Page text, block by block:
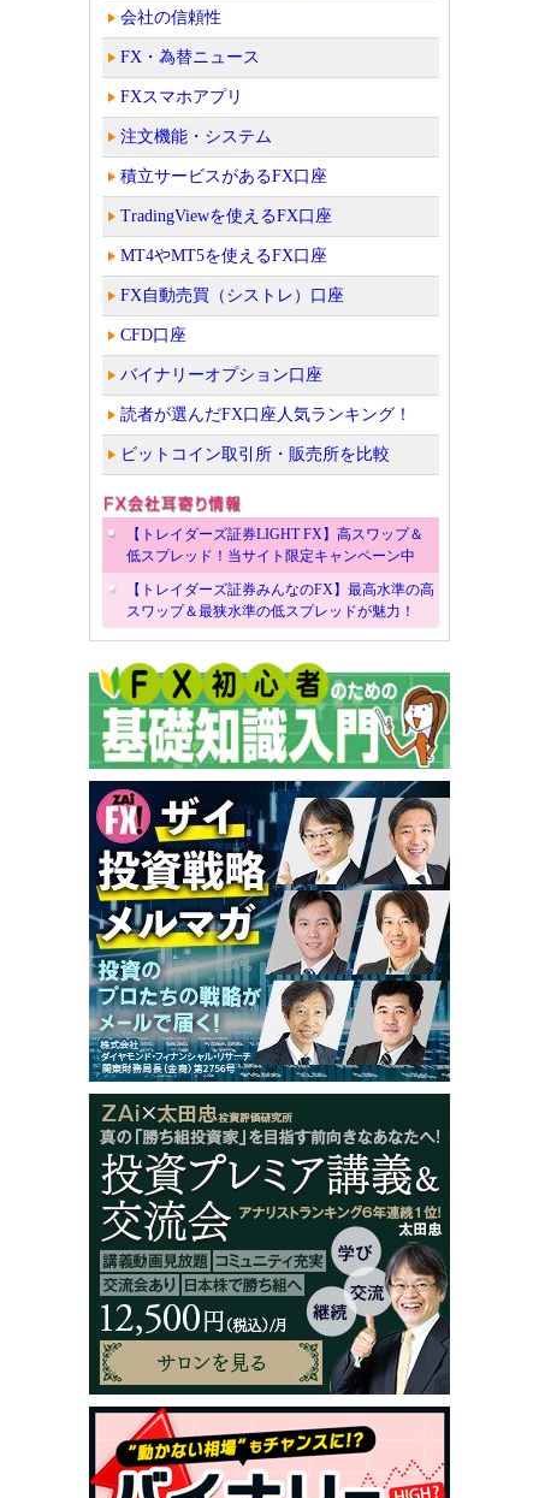
会社の信頼性
FX・為替ニュース
FXスマホアプリ
注文機能・システム
積立サービスがあるFX口座
TradingViewを使えるFX口座
MT4やMT5を使えるFX口座
FX自動売買（シストレ）口座
CFD口座
バイナリーオプション口座
読者が選んだFX口座人気ランキング！
ビットコイン取引所・販売所を比較
【トレイダーズ証券LIGHT FX】高スワップ＆
低スプレッド！当サイト限定キャンペーン中
【トレイダーズ証券みんなのFX】最高水準の高
スワップ＆最狭水準の低スプレッドが魅力！